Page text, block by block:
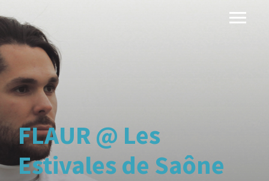
FLAUR @ Les
Estivales de Saône